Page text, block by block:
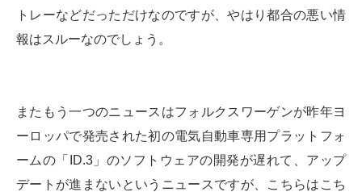
トレーなどだっただけなのですが、やはり都合の悪い情
報はスルーなのでしょう。
またもう一つのニュースはフォルクスワーゲンが昨年ヨ
ーロッパで発売された初の電気自動車専用プラットフォ
ームの「ID.3」のソフトウェアの開発が遅れて、アップ
デートが進まないというニュースですが、こちらはこち